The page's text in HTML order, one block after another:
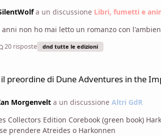
a un discussione Libri, fumetti e
20 risposte dnd tutte le edizioni
preordine di Dune Adventures in the
Morgenvelta un discussione Altri GdR
dubbio se prendere Atreides o Harkonnen